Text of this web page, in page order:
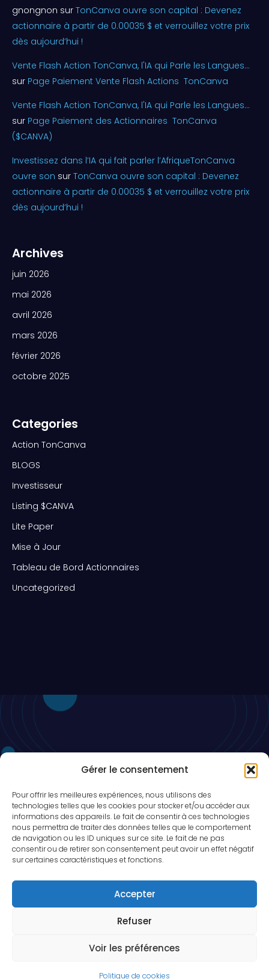
Gérer le consentement
Pour offrir les meilleures expériences, nous utilisons des
technologies telles que les cookies pour stocker et/ou accéder aux
informations des appareils. Le fait de consentir à ces technologies
nous permettra de traiter des données telles que le comportement
de navigation ou les ID uniques sur ce site. Le fait de ne pas
consentir ou de retirer son consentement peut avoir un effet négatif
sur certaines caractéristiques et fonctions.
Accepter
Refuser
Voir les préférences
Politique de cookies
gnongnon sur TonCanva ouvre son capital : Devenez
actionnaire à partir de 0.00035 $ et verrouillez votre prix
dès aujourd’hui !
Vente Flash Action TonCanva, l'IA qui Parle les Langues...
sur Page Paiement Vente Flash Actions TonCanva
Vente Flash Action TonCanva, l'IA qui Parle les Langues...
sur Page Paiement des Actionnaires TonCanva
($CANVA)
Investissez dans l’IA qui fait parler l’AfriqueTonCanva
ouvre son sur TonCanva ouvre son capital : Devenez
actionnaire à partir de 0.00035 $ et verrouillez votre prix
dès aujourd’hui !
Archives
juin 2026
mai 2026
avril 2026
mars 2026
février 2026
octobre 2025
Categories
Action TonCanva
BLOGS
Investisseur
Listing $CANVA
Lite Paper
Mise à Jour
Tableau de Bord Actionnaires
Uncategorized
Ne ratez rien, Restez actuel!
TonCanva est légalement reconnu par les autorités
béninoises sous le numéro N° 0100345-ABC le 17.07.2026,
République du Bénin. Copyright © 2026, Tout droit réservé aux